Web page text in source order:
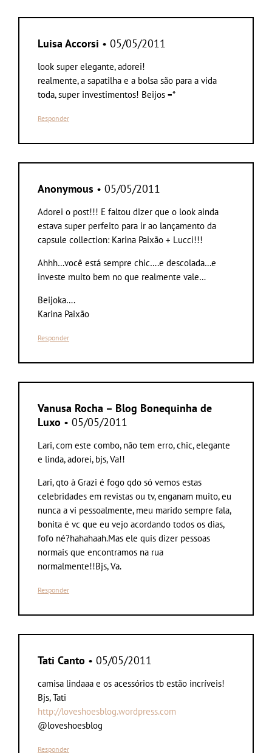
Luisa Accorsi • 05/05/2011
look super elegante, adorei!
realmente, a sapatilha e a bolsa são para a vida
toda, super investimentos! Beijos =*
Responder
Anonymous • 05/05/2011
Adorei o post!!! E faltou dizer que o look ainda
estava super perfeito para ir ao lançamento da
capsule collection: Karina Paixão + Lucci!!!
Ahhh…você está sempre chic….e descolada…e
investe muito bem no que realmente vale…
Beijoka….
Karina Paixão
Responder
Vanusa Rocha – Blog Bonequinha de
Luxo • 05/05/2011
Lari, com este combo, não tem erro, chic, elegante
e linda, adorei, bjs, Va!!
Lari, qto à Grazi é fogo qdo só vemos estas
celebridades em revistas ou tv, enganam muito, eu
nunca a vi pessoalmente, meu marido sempre fala,
bonita é vc que eu vejo acordando todos os dias,
fofo né?hahahaah.Mas ele quis dizer pessoas
normais que encontramos na rua
normalmente!!Bjs, Va.
Responder
Tati Canto • 05/05/2011
camisa lindaaa e os acessórios tb estão incríveis!
Bjs, Tati
http://loveshoesblog.wordpress.com
@loveshoesblog
Responder